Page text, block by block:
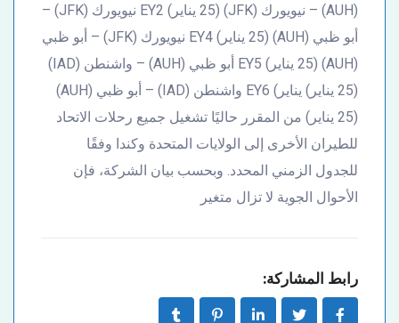
(AUH) – نيويورك (JFK) (25 يناير) EY2 نيويورك (JFK) –
أبو ظبي (AUH) (25 يناير) EY4 نيويورك (JFK) – أبو ظبي
(AUH) (25 يناير) EY5 أبو ظبي (AUH) – واشنطن (IAD)
(25 يناير) يناير) EY6 واشنطن (IAD) – أبو ظبي (AUH)
(25 يناير) من المقرر حاليًا تشغيل جميع رحلات الاتحاد
للطيران الأخرى إلى الولايات المتحدة وكندا وفقًا
للجدول الزمني المحدد. وبحسب بيان الشركة، فإن
الأحوال الجوية لا تزال متغير
رابط المشاركة: